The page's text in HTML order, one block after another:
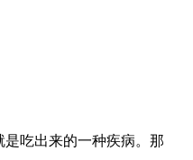
吃出来的一种疾病。那